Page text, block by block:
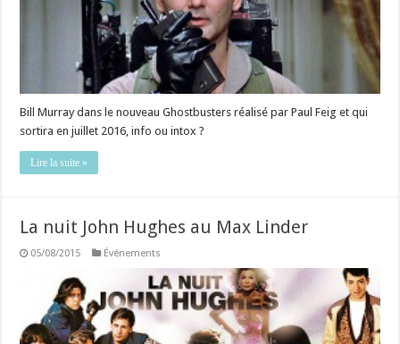
Bill Murray dans le nouveau Ghostbusters réalisé par Paul Feig et qui
sortira en juillet 2016, info ou intox ?
Lire la suite »
La nuit John Hughes au Max Linder
05/08/2015 Événements